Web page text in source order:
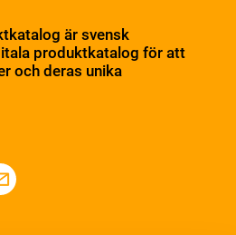
är svensk
produktkatalog för att
och deras unika